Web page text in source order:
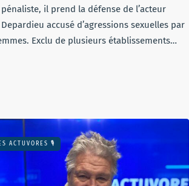
il prend la défense de l’acteur
accusé d’agressions sexuelles par
Exclu de plusieurs établissements…
ACTUVORES 🎙